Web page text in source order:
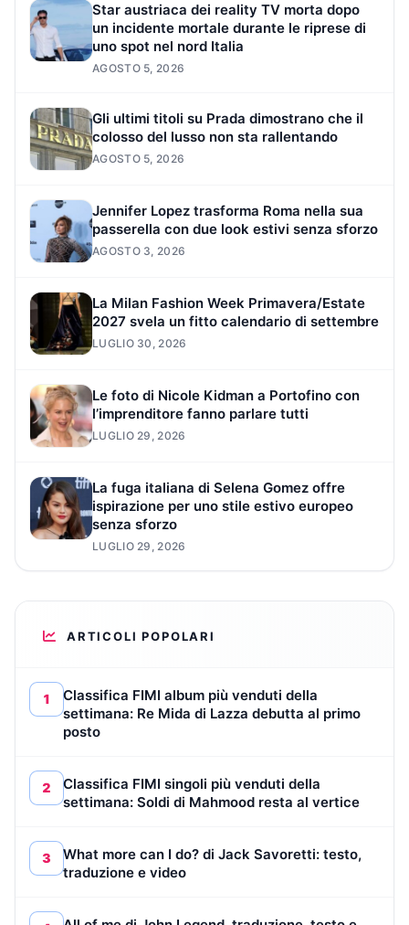
Star austriaca dei reality TV morta dopo
un incidente mortale durante le riprese di
uno spot nel nord Italia
AGOSTO 5, 2026
Gli ultimi titoli su Prada dimostrano che il
colosso del lusso non sta rallentando
AGOSTO 5, 2026
Jennifer Lopez trasforma Roma nella sua
passerella con due look estivi senza sforzo
AGOSTO 3, 2026
La Milan Fashion Week Primavera/Estate
2027 svela un fitto calendario di settembre
LUGLIO 30, 2026
Le foto di Nicole Kidman a Portofino con
l’imprenditore fanno parlare tutti
LUGLIO 29, 2026
La fuga italiana di Selena Gomez offre
ispirazione per uno stile estivo europeo
senza sforzo
LUGLIO 29, 2026
ARTICOLI POPOLARI
1
Classifica FIMI album più venduti della
settimana: Re Mida di Lazza debutta al primo
posto
2
Classifica FIMI singoli più venduti della
settimana: Soldi di Mahmood resta al vertice
3
What more can I do? di Jack Savoretti: testo,
traduzione e video